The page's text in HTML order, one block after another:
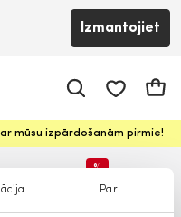
Par
Izmantojiet
mūsu izpārdošanām pirmie!
%
Lielāki izmēri